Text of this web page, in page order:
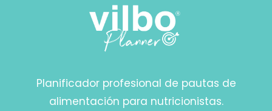
Planificador profesional de pautas de
alimentación para nutricionistas.